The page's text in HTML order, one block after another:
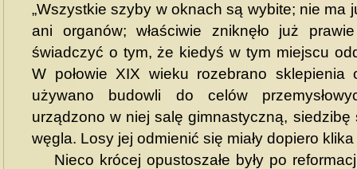
„Wszystkie szyby w oknach są wybite; nie ma
ani organów; właściwie zniknęło już
świadczyć o tym, że kiedyś w tym miejscu
W połowie XIX wieku rozebrano
używano budowli do celów
urządzono w niej salę gimnastyczną, siedzibę
węgla. Losy jej odmienić się miały dopiero
Nieco krócej opustoszałe były po